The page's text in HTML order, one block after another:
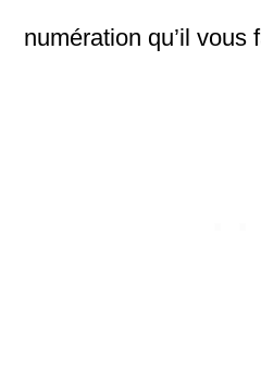
numération qu’il vous